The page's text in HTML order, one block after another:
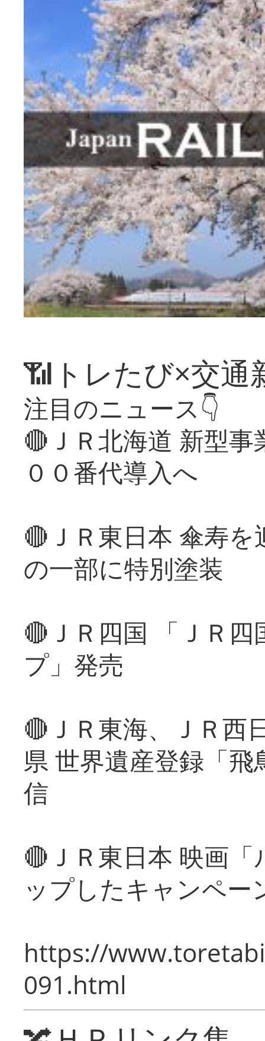
📶トレたび×交通
注目のニュース👇
🔴ＪＲ北海道 新型
００番代導入へ
🔴ＪＲ東日本 傘寿
の一部に特別塗装
🔴ＪＲ四国 「ＪＲ
プ」発売
🔴ＪＲ東海、ＪＲ西
県 世界遺産登録「
信
🔴ＪＲ東日本 映画
ップしたキャンペー
https://
091.html